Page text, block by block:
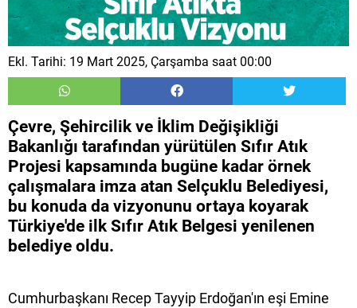
Ekl. Tarihi: 19 Mart 2025, Çarşamba saat 00:00
Çevre, Şehircilik ve İklim Değişikliği
Bakanlığı tarafından yürütülen Sıfır Atık
Projesi kapsamında bugüne kadar örnek
çalışmalara imza atan Selçuklu Belediyesi,
bu konuda da vizyonunu ortaya koyarak
Türkiye'de ilk Sıfır Atık Belgesi yenilenen
belediye oldu.
Cumhurbaşkanı Recep Tayyip Erdoğan'ın eşi Emine